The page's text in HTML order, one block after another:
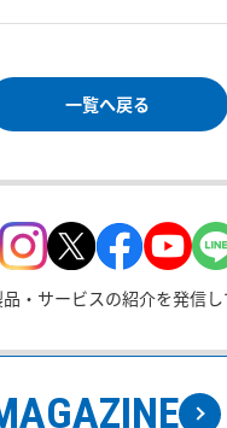
一覧へ戻る
・サービスの紹介を発信